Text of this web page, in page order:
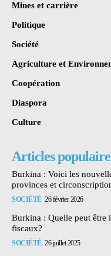
Mines et carrière
Politique
Société
Agriculture et
Coopération
Diaspora
Culture
Articles
Burkina : Voici les
provinces et
SOCIÉTÉ 26 février 2026
Burkina : Quelle peut être
fiscaux?
SOCIÉTÉ 26 juillet 2025